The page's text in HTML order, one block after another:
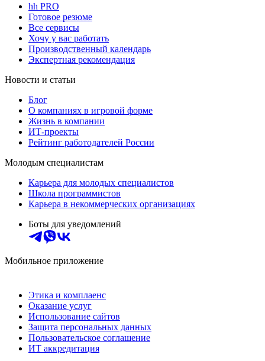
hh PRO
Готовое резюме
Все сервисы
Хочу у вас работать
Производственный календарь
Экспертная рекомендация
Новости и статьи
Блог
О компаниях в игровой форме
Жизнь в компании
ИТ-проекты
Рейтинг работодателей России
Молодым специалистам
Карьера для молодых специалистов
Школа программистов
Карьера в некоммерческих организациях
Боты для уведомлений
Мобильное приложение
Этика и комплаенс
Оказание услуг
Использование сайтов
Защита персональных данных
Пользовательское соглашение
ИТ аккредитация